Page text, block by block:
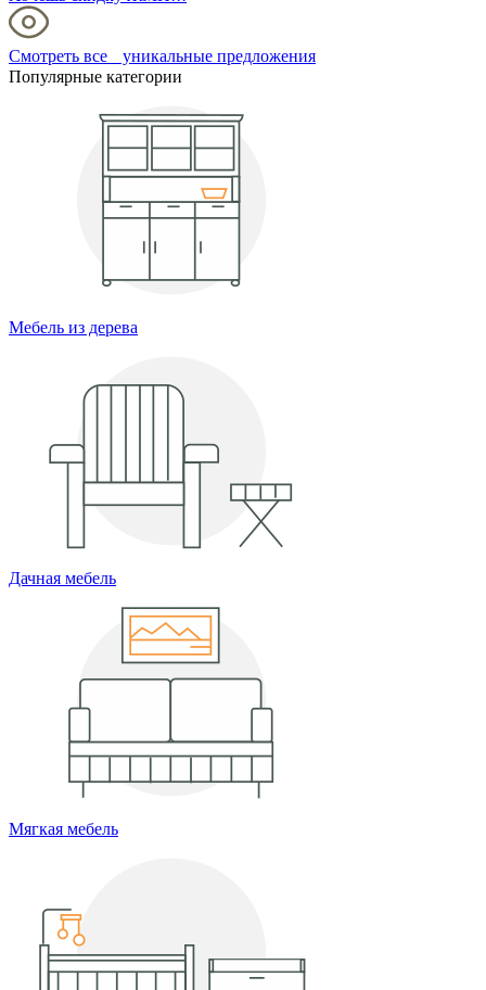
Смотреть все уникальные предложения
Популярные категории
Мебель из дерева
Дачная мебель
Мягкая мебель